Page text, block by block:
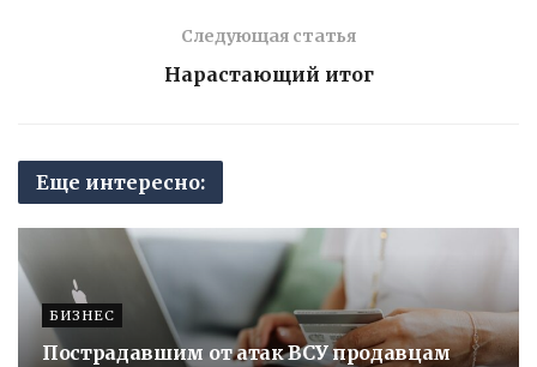
Следующая статья
Нарастающий итог
Еще интересно:
БИЗНЕС
Пострадавшим от атак ВСУ продавцам